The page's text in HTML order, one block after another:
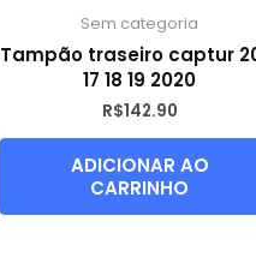
Sem categoria
Tampão traseiro captur
17 18 19 2020
R$142.90
ADICIONAR AO
CARRINHO